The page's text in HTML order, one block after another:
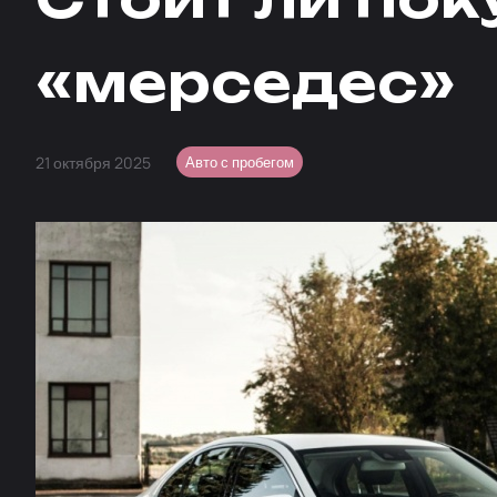
«мерседес»
21 октября 2025 Авто с пробегом